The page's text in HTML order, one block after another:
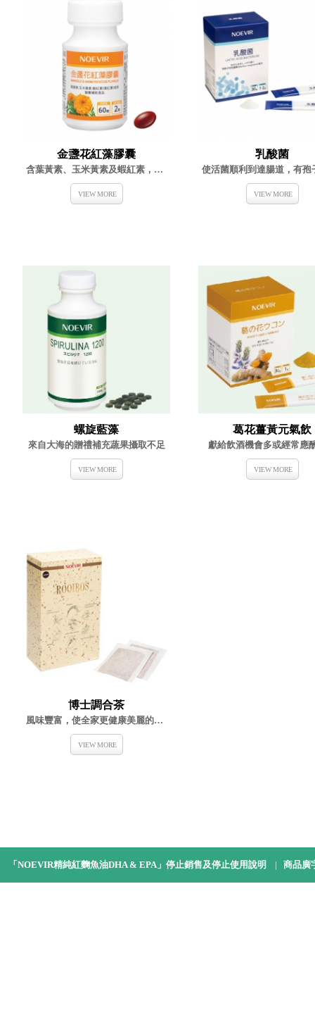
金盞花紅藻膠囊
含葉黃素、玉米黃素及蝦紅素，3種晶亮保護配方
VIEW MORE
乳酸菌
VIEW MORE
螺旋藍藻
來自大海的贈禮補充蔬果攝取不足
VIEW MORE
葛花薑黃元氣飲
獻給飲酒機會多或經常應
VIEW MORE
博士調合茶
風味豐富，使全家更健康美麗的飲品
VIEW MORE
「NOEVIR精純紅麴魚油DHA & EPA」停止銷售及停止使用說明 | 商品廣